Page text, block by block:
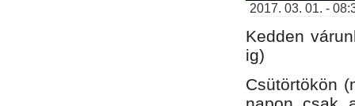
2017. 03. 01. -
Kedden
ig)
Csütörtökön